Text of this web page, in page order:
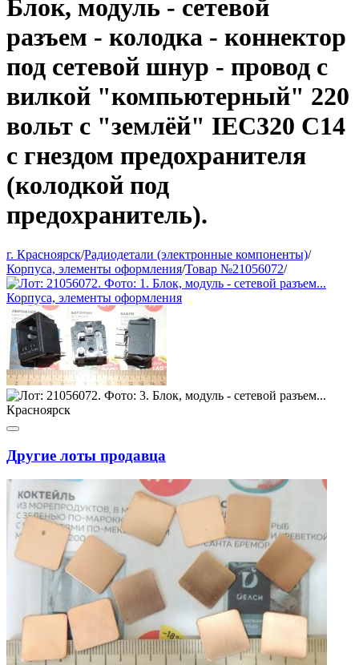
Блок, модуль - сетевой
разъем - колодка - коннектор
под сетевой шнур - провод с
вилкой "компьютерный" 220
вольт с "землёй" IEC320 C14
с гнездом предохранителя
(колодкой под
предохранитель).
г. Красноярск/Радиодетали (электронные компоненты)/
Корпуса, элементы оформления/Товар №21056072/
Другие лоты продавца